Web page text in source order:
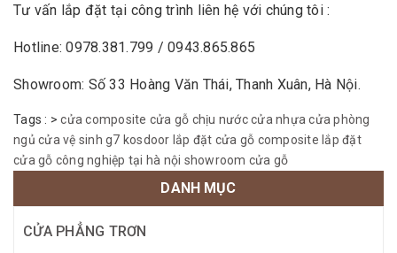
Tư vấn lắp đặt tại công trình liên hệ với chúng tôi :
Hotline: 0978.381.799 / 0943.865.865
Showroom: Số 33 Hoàng Văn Thái, Thanh Xuân, Hà Nội.
Tags : >cửa composite cửa gỗ chịu nước cửa nhựa cửa phòng
ngủ cửa vệ sinh g7 kosdoor lắp đặt cửa gỗ composite lắp đặt
cửa gỗ công nghiệp tại hà nội showroom cửa gỗ
DANH MỤC
CỬA PHẲNG TRƠN